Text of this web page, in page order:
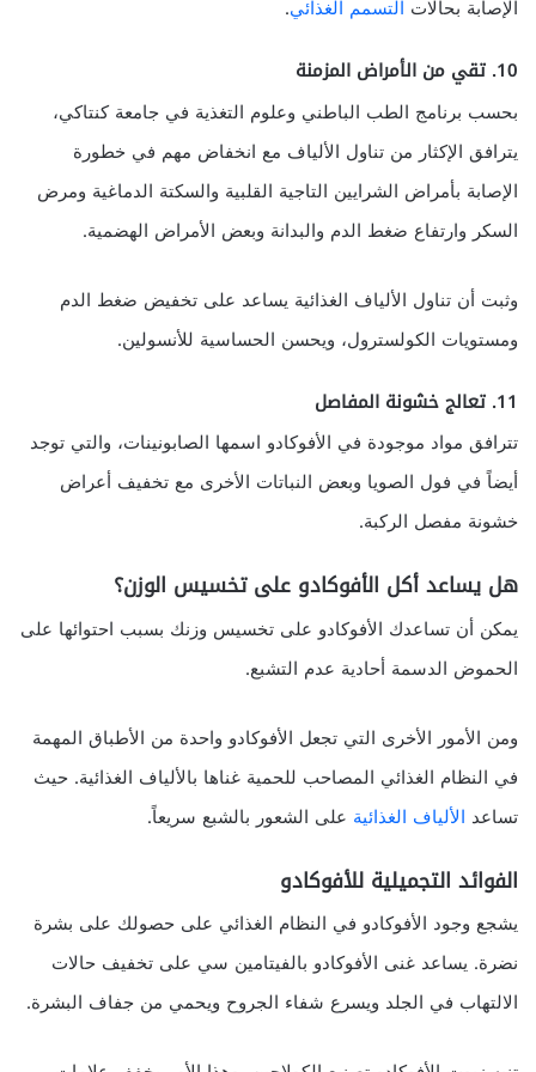
الإصابة بحالات التسمم الغذائي.
10. تقي من الأمراض المزمنة
بحسب برنامج الطب الباطني وعلوم التغذية في جامعة كنتاكي،
يترافق الإكثار من تناول الألياف مع انخفاض مهم في خطورة
الإصابة بأمراض الشرايين التاجية القلبية والسكتة الدماغية ومرض
السكر وارتفاع ضغط الدم والبدانة وبعض الأمراض الهضمية.
وثبت أن تناول الألياف الغذائية يساعد على تخفيض ضغط الدم
ومستويات الكولسترول، ويحسن الحساسية للأنسولين.
11. تعالج خشونة المفاصل
تترافق مواد موجودة في الأفوكادو اسمها الصابونينات، والتي توجد
أيضاً في فول الصويا وبعض النباتات الأخرى مع تخفيف أعراض
خشونة مفصل الركبة.
هل يساعد أكل الأفوكادو على تخسيس الوزن؟
يمكن أن تساعدك الأفوكادو على تخسيس وزنك بسبب احتوائها على
الحموض الدسمة أحادية عدم التشبع.
ومن الأمور الأخرى التي تجعل الأفوكادو واحدة من الأطباق المهمة
في النظام الغذائي المصاحب للحمية غناها بالألياف الغذائية. حيث
تساعد الألياف الغذائية على الشعور بالشبع سريعاً.
الفوائد التجميلية للأفوكادو
يشجع وجود الأفوكادو في النظام الغذائي على حصولك على بشرة
نضرة. يساعد غنى الأفوكادو بالفيتامين سي على تخفيف حالات
الالتهاب في الجلد ويسرع شفاء الجروح ويحمي من جفاف البشرة.